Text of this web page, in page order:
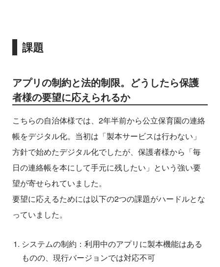
課題
アプリの制約と法的制限。どうしたら保護
者様の要望に応えられるか
こちらの自治体様では、2年半前から公立保育園の連絡
帳をデジタル化。当初は「製本サービスは行わない」
方針で始めたデジタル化でしたが、保護者様から「毎
日の連絡帳を本にして手元に残したい」という強い要
望が寄せられていました。
要望に応えるためには以下の2つの課題がハードルとな
っていました。
システムの制約：利用中のアプリに製本機能はある
ものの、現行バージョンでは対応不可